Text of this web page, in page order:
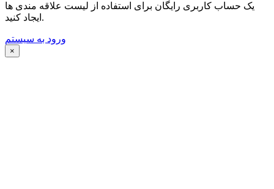
یک حساب کاربری رایگان برای استفاده از لیست علاقه مندی ها
ایجاد کنید.
ورود به سیستم
×